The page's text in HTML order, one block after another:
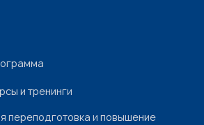
и тренинги
переподготовка и повышение